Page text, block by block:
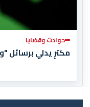
حوادث وقضايا
مكترٍ يدلي برسائل